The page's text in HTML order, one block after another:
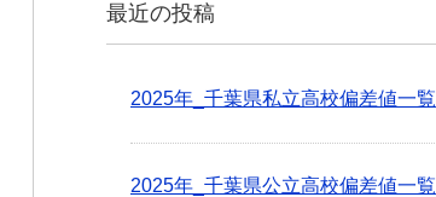
最近の投稿
2025年_千葉県私立高校偏差値一覧
2025年_千葉県公立高校偏差値一覧